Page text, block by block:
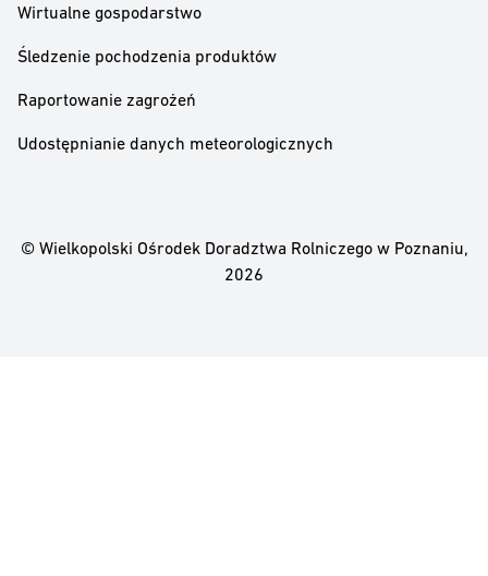
Wirtualne gospodarstwo
Śledzenie pochodzenia produktów
Raportowanie zagrożeń
Udostępnianie danych meteorologicznych
© Wielkopolski Ośrodek Doradztwa Rolniczego w Poznaniu,
2026